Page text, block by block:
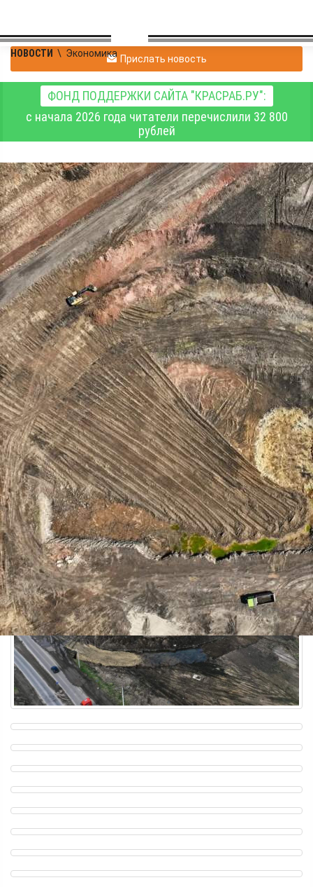
НОВОСТИ \ Экономика Прислать новость
ФОНД ПОДДЕРЖКИ САЙТА "КРАСРАБ.РУ":
с начала 2026 года читатели перечислили 32 800
рублей
Вблизи Солонцов
продолжается
реконструкция
дорожного обхода
Красноярска
Экономика
27.05.2026 12:28498